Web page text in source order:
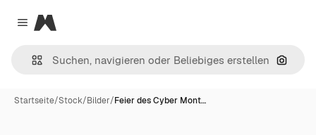
Close menu
Magnific
Nach
Startseite/Stock/Bilder/Feier des Cyber Mont…